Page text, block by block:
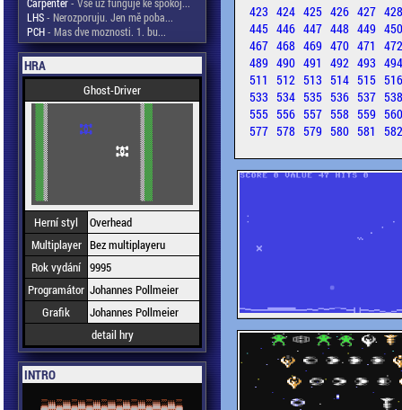
LHS- Nerozporuju. Jen mě poba...
PCH- Mas dve moznosti. 1. bu...
HRA
Ghost-Driver
Herní styl
Overhead
Multiplayer Bez multiplayeru
Rok vydání 9995
Programátor Johannes Pollmeier
Grafik
Johannes Pollmeier
detail hry
INTRO
423 424 425 426 427
445 446 447 448 449
467 468 469 470 471
489 490 491 492 493
511 512 513 514 515
533 534 535 536 537
555 556 557 558 559
577 578 579 580 581